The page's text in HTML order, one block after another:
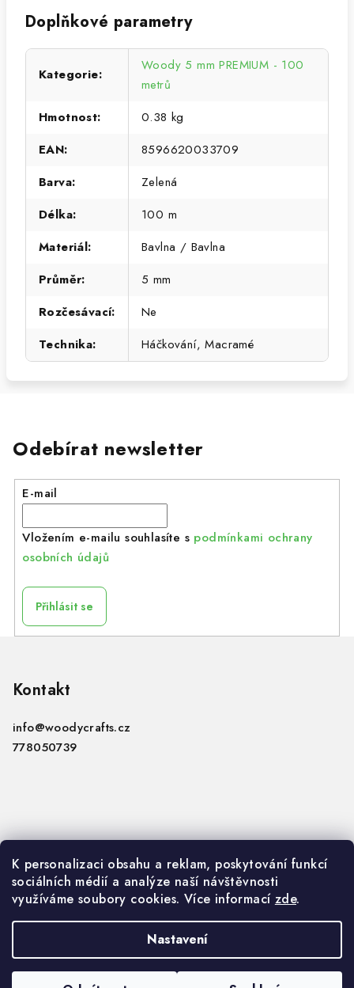
K personalizaci obsahu a reklam, poskytování funkcí
sociálních médií a analýze naší návštěvnosti
využíváme soubory cookies. Více informací zde.
Nastavení
Doplňkové parametry
Kategorie:
Woody 5 mm PREMIUM - 100
metrů
Hmotnost:
0.38 kg
EAN:
8596620033709
Barva:
Zelená
Délka:
100 m
Materiál:
Bavlna / Bavlna
Průměr:
5 mm
Rozčesávací:
Ne
Technika: Háčkování, Macramé
Odebírat newsletter
E-mail
Vložením e-mailu souhlasíte s podmínkami ochrany
osobních údajů
Přihlásit se
Kontakt
info@woodycrafts.cz
778050739
VOP
GDPR
Copyright 2026Woody Crafts B2B. Všechna práva
vyhrazena.Upravit nastavení cookies